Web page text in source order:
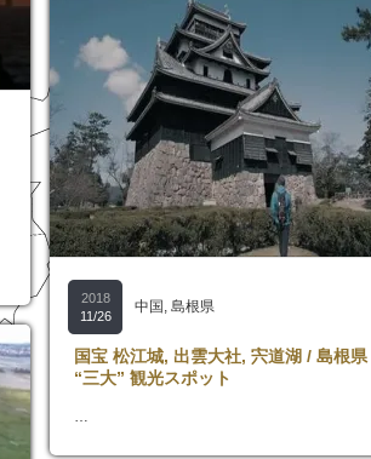
2018
11/26
中国 , 島根県
国宝 松江城, 出雲大社, 宍道湖 / 島根県
“三大” 観光スポット
…